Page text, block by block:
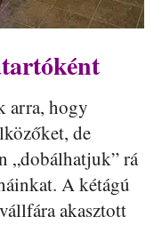
arra, hogy
de
„dobálhatjuk” rá
A kétágú
akasztott